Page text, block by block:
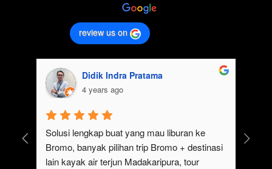
review us on
Didik Indra Pratama
4 years ago
Solusi lengkap buat yang mau liburan ke
Bromo, banyak pilihan trip Bromo + destinasi
lain kayak air terjun Madakaripura, tour